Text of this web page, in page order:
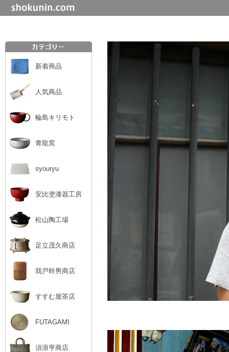
新着商品
人気商品
輪島キリモト
青龍窯
syouryu
安比塗漆器工房
松山陶工場
足立茂久商店
我戸幹男商店
すすむ屋茶店
FUTAGAMI
須浪亨商店